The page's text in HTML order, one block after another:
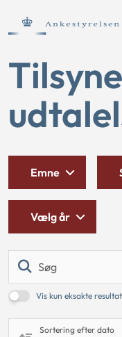
Vis kun eksakte
Emne
Vælg år